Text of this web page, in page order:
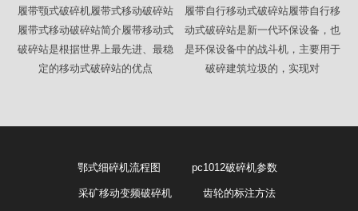
履带颚式破碎机履带式移动破碎站
履带式移动破碎站简介履带移动式
破碎站是根据世界上最先进、最稳
定的移动式破碎站的优点
履带自行移动式破碎站履带自行移
动式破碎站是新一代环保设备，也
是环保设备中的战斗机，主要用于
破碎建筑垃圾的，实现对
鄂式细碎机流程图 pc1012破碎机参数
采矿移动变频破碎机 齿轮的标注方法